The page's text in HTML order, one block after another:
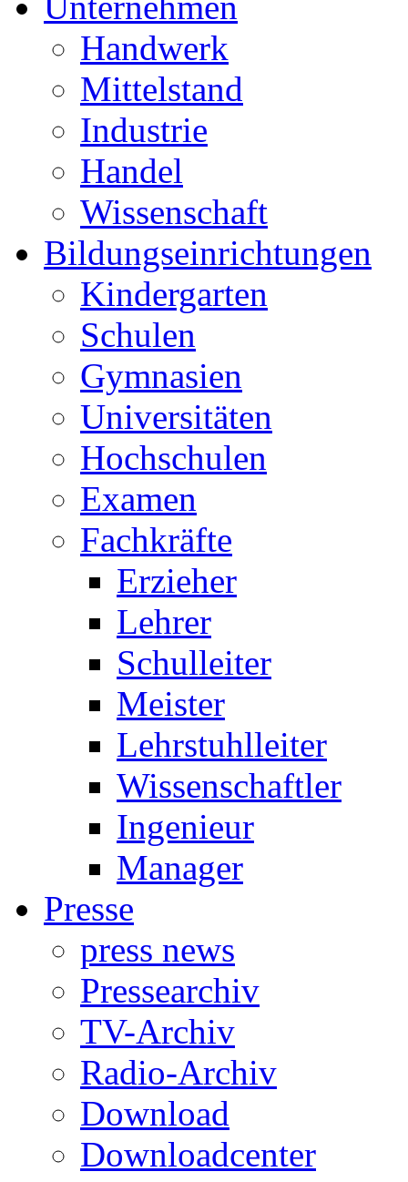
Handwerk
Mittelstand
Industrie
Handel
Wissenschaft
Bildungseinrichtungen
Kindergarten
Schulen
Gymnasien
Universitäten
Hochschulen
Examen
Fachkräfte
Erzieher
Lehrer
Schulleiter
Meister
Lehrstuhlleiter
Wissenschaftler
Ingenieur
Manager
Presse
press news
Pressearchiv
TV-Archiv
Radio-Archiv
Download
Downloadcenter